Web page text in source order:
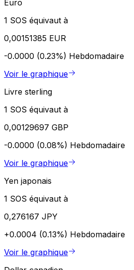
Euro
1 SOS équivaut à
0,00151385 EUR
-0.0000 (0.23%) Hebdomadaire
Voir le graphique
Livre sterling
1 SOS équivaut à
0,00129697 GBP
-0.0000 (0.08%) Hebdomadaire
Voir le graphique
Yen japonais
1 SOS équivaut à
0,276167 JPY
+0.0004 (0.13%) Hebdomadaire
Voir le graphique